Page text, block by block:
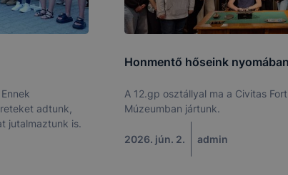
adtunk,
jutalmaztunk is.
Honmentő hőseink nyomában
A 12.gp osztállyal ma a Civitas
Múzeumban jártunk.
2026. jún. 2. admin
alkalmazásának
hogy felhasználóink nem
használatára, vagy a honlap a